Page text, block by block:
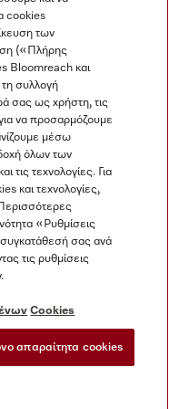
cookies
των
(«Πλήρης
Bloomreach και
συλλογή
σας ως χρήστη, τις
να προσαρμόζουμε
μέσω
όλων των
τις τεχνολογίες. Για
και τεχνολογίες,
«Ρυθμίσεις
σας ανά
τις ρυθμίσεις
Cookies
απαραίτητα cookies